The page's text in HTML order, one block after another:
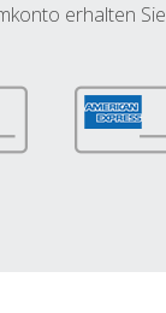
erhalten Sie